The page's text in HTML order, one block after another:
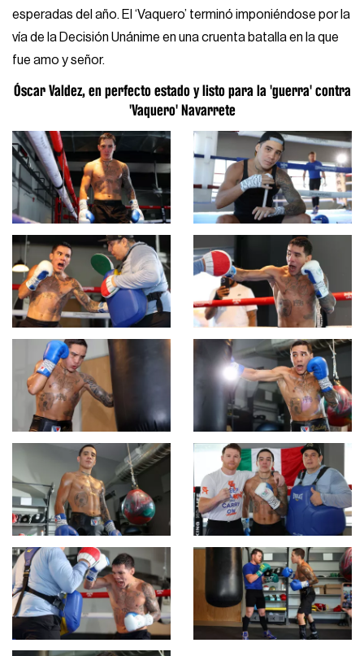
esperadas del año. El ‘Vaquero’ terminó imponiéndose por la
vía de la Decisión Unánime en una cruenta batalla en la que
fue amo y señor.
Óscar Valdez, en perfecto estado y listo para la 'guerra' contra
'Vaquero' Navarrete